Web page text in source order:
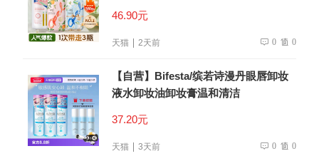
46.90元
天猫 2天前 0 0
【自营】Bifesta/缤若诗漫丹眼唇卸妆
液水卸妆油卸妆膏温和清洁
37.20元
天猫 3天前 0 0